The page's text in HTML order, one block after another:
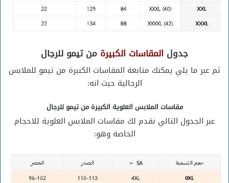
جدول المقاسات الكبيرة من تيمو للرجال
ثم عبر ما يلي يمكنك متابعة المقاسات الكبيرة من تيمو للملابس
الرجالية حيث انه:
مقاسات الملابس العلوية الكبيرة من تيمو للرجال
عبر الجدول التالي نقدم لك مقاسات الملابس العلوية للاحجام
الخاصة وهو: